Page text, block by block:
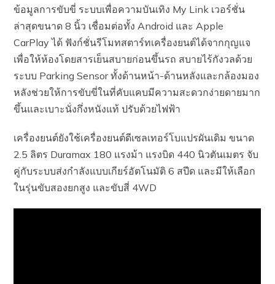
ข้อมูลการขับขี่ ระบบเพื่อความบันเทิง My Link เวอร์ชั่น
ล่าสุดขนาด 8 นิ้ว เชื่อมต่อทั้ง Android และ Apple
CarPlay ได้ ฟังก์ชั่นรีโมทสตาร์ทเครื่องยนต์ได้จากกุญแจ
เพื่อให้ห้องโดยสารเย็นสบายก่อนขึ้นรถ สบายไร้กังวลด้วย
ระบบ Parking Sensor ทั้งด้านหน้า-ด้านหลังและกล้องมอง
หลังช่วยให้การขับขี่ในที่คับแคบมีความสะดวกง่ายดายมาก
ขึ้นและเบาะนั่งกึ่งหนังแท้ ปรับด้วยไฟฟ้า
เครื่องยนต์ยังใช้เครื่องยนต์ดีเซลเทอร์โบแปรผันเดิม ขนาด
2.5 ลิตร Duramax 180 แรงม้า แรงบิด 440 นิวตันเมตร จับ
คู่กับระบบส่งกำลังแบบเกียร์อัตโนมัติ 6 สปีด และมีให้เลือก
ในรุ่นขับสองยกสูง และขับสี่ 4WD